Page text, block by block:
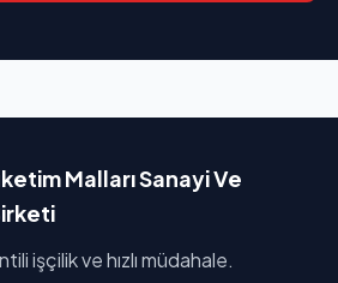
Malları Sanayi Ve
işçilik ve hızlı müdahale.